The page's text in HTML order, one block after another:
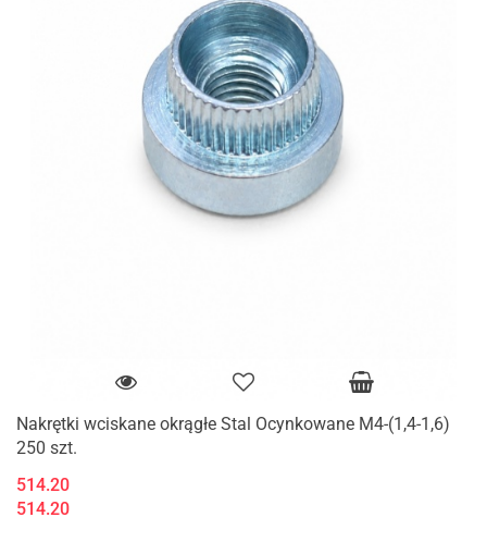
Nakrętki wciskane okrągłe Stal Ocynkowane M4-(1,4-1,6)
250 szt.
514.20
514.20